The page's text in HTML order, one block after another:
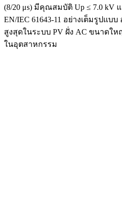
(8/20 μs) มีคุณสมบัติ Up ≤ 7.0 kV
EN/IEC 61643-11 อย่างเต็มรูปแ
สูงสุดในระบบ PV ฝั่ง AC ขนาดใ
ในอุตสาหกรรม